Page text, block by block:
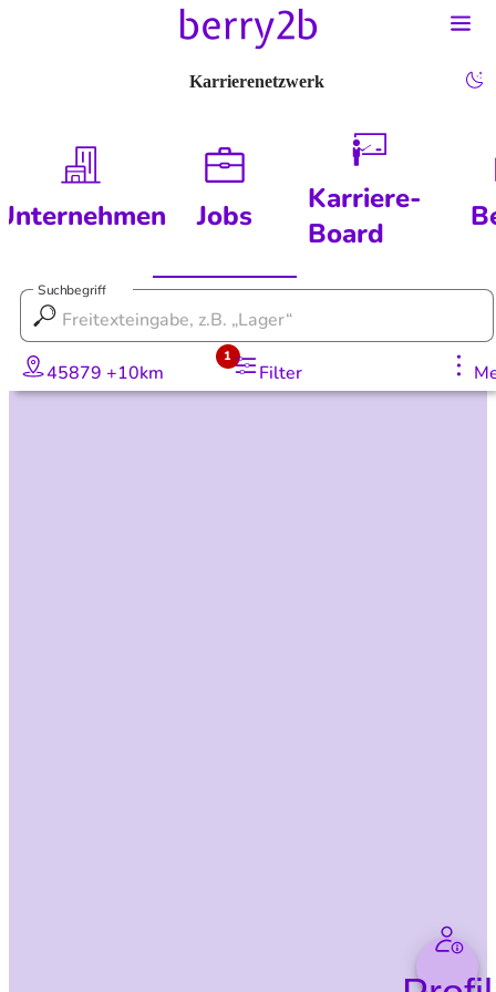
Karrierenetzwerk
Jobs
Karriere-
Board
Suchbegriff
45879 +10km Filter
1